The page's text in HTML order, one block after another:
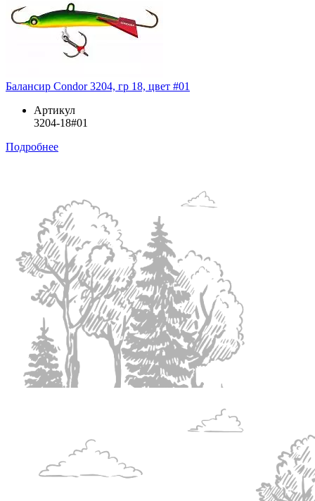
Балансир Condor 3204, гр 18, цвет #01
Артикул
3204-18#01
Подробнее